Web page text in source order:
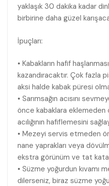
yaklaşık 30 dakika kadar
birbirine daha güzel
İpuçları:
• Kabakların hafif
kazandıracaktır. Çok fazla
aksi halde kabak püresi
• Sarımsağın acısını
önce kabaklara
acılığının hafiflemesini
• Mezeyi servis etmeden
nane yaprakları veya
ekstra görünüm ve tat
• Süzme yoğurdun kıvamı
dilerseniz, biraz süzme